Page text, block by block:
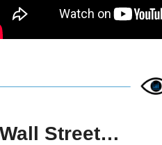
Street…